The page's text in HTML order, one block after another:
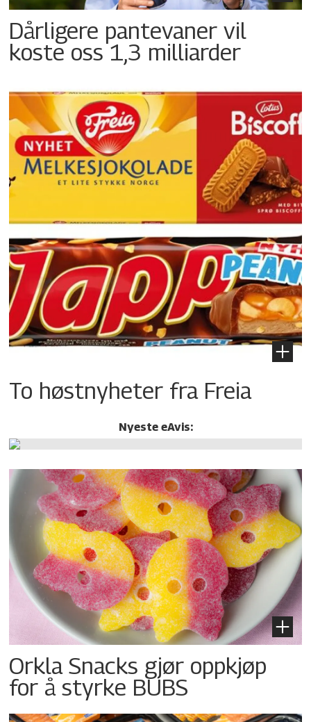
Dårligere pantevaner vil
koste oss 1,3 milliarder
To høstnyheter fra Freia
Nyeste eAvis:
Orkla Snacks gjør oppkjøp
for å styrke BUBS